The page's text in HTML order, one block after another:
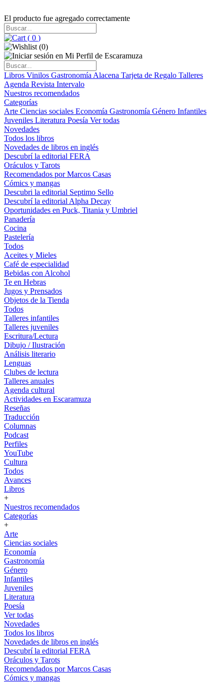
El producto fue agregado correctamente
( 0 )
(0)
Libros Vinilos Gastronomía Alacena Tarjeta de Regalo Talleres
Agenda Revista Intervalo
Nuestros recomendados
Categorías
Arte Ciencias sociales Economía Gastronomía Género Infantiles
Juveniles Literatura Poesía Ver todas
Novedades
Todos los libros
Novedades de libros en inglés
Descubrí la editorial FERA
Oráculos y Tarots
Recomendados por Marcos Casas
Cómics y mangas
Descubri la editorial Septimo Sello
Descubrí la editorial Alpha Decay
Oportunidades en Puck, Titania y Umbriel
Panadería
Cocina
Pastelería
Todos
Aceites y Mieles
Café de especialidad
Bebidas con Alcohol
Te en Hebras
Jugos y Prensados
Objetos de la Tienda
Todos
Talleres infantiles
Talleres juveniles
Escritura/Lectura
Dibujo / Ilustración
Análisis literario
Lenguas
Clubes de lectura
Talleres anuales
Agenda cultural
Actividades en Escaramuza
Reseñas
Traducción
Columnas
Podcast
Perfiles
YouTube
Cultura
Todos
Avances
Libros
+
Nuestros recomendados
Categorías
+
Arte
Ciencias sociales
Economía
Gastronomía
Género
Infantiles
Juveniles
Literatura
Poesía
Ver todas
Novedades
Todos los libros
Novedades de libros en inglés
Descubrí la editorial FERA
Oráculos y Tarots
Recomendados por Marcos Casas
Cómics y mangas